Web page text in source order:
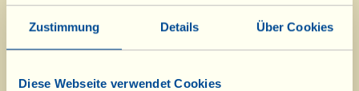
Zustimmung Details Über Cookies
Diese Webseite verwendet Cookies
Salz
Pfeffer